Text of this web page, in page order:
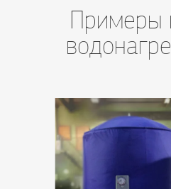
Примеры